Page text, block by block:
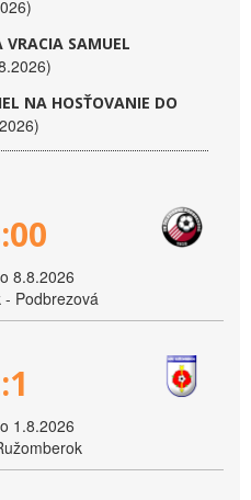
VRACIA SAMUEL
NA HOSŤOVANIE DO
8.8.2026
Podbrezová
1.8.2026